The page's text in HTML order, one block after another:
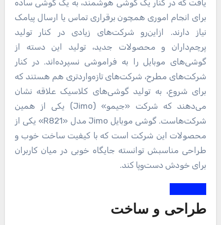
یافت که در کنار یک گوشی هوشمند، به یک گوشی ساده
برای انجام اموری همچون برقراری تماس یا ارسال پیامک
نیاز دارند. ازاین‌رو شرکت‌های زیادی در کنار تولید
پرچم‌داران و محصولات جدید، تولید این دسته از
گوشی‌های موبایل را به فراموشی نسپرده‌اند. در کنار
شرکت‌های مطرح، شرکت‌های تازه‌واردتری هم هستند که
برای شروع، به تولید گوشی‌های کلاسیک علاقه نشان
می‌دهند که شرکت «جیمو» (Jimo) یکی از همین
شرکت‌هاست. گوشی موبایل Jimo مدل «R821» یکی از
محصولات این شرکت است که با کیفیت ساخت خوب و
طراحی مناسبش توانسته جایگاه خوبی در میان کاربران
برای خودش دست‌و‌پا کند.
طراحی و ساخت